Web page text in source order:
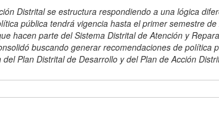
Distrital se estructura respondiendo a una lógica
pública tendrá vigencia hasta el primer semestre
hacen parte del Sistema Distrital de Atención y
buscando generar recomendaciones de política
Plan Distrital de Desarrollo y del Plan de Acción